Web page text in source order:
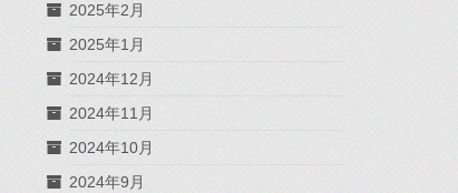
2025年2月
2025年1月
2024年12月
2024年11月
2024年10月
2024年9月